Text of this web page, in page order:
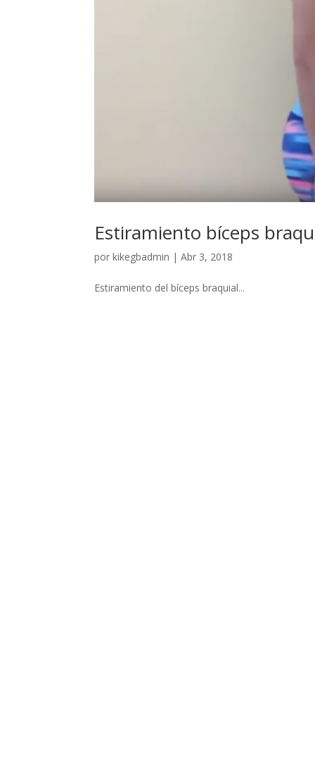
Estiramiento bíceps
porkikegbadmin |Abr 3, 2018
Estiramiento del bíceps braquial...